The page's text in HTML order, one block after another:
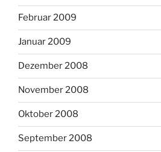
Februar 2009
Januar 2009
Dezember 2008
November 2008
Oktober 2008
September 2008